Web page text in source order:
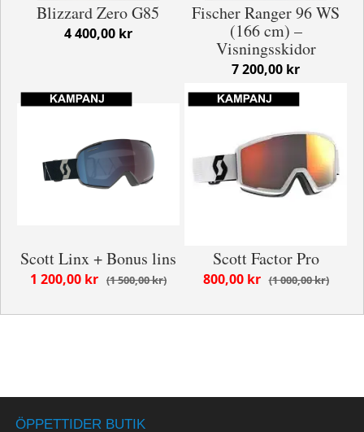
Blizzard Zero G85
4 400,00 kr
Fischer Ranger 96 WS
(166 cm) –
Visningsskidor
7 200,00 kr
Scott Linx + Bonus lins
1 500,00 kr
1 200,00 kr
Scott Factor Pro
1 000,00 kr
800,00 kr
ÖPPETTIDER BUTIK